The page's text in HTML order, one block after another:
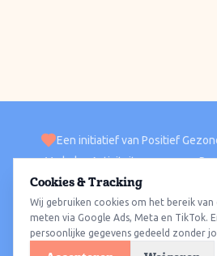
Een initiatief van Positief
VerhalenActiviteiten
ACTIVITEITEN PER
Alle wijkenAlmere HavenAlmere Stad
Almere HoutAlmere OosterwoldWat
Cookies & Tracking
Wij gebruiken cookies om het bereik
meten via Google Ads, Meta en TikTok.
persoonlijke gegevens gedeeld zonder